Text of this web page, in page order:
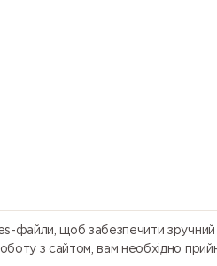
файли, щоб забезпечити
з сайтом, вам необхідно